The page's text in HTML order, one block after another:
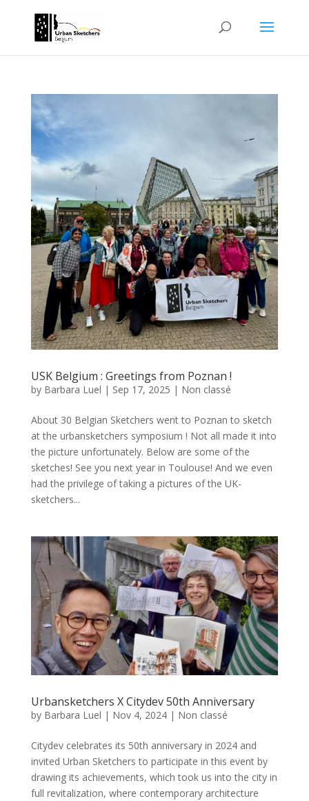
USK Belgium : Greetings from Poznan !
by Barbara Luel | Sep 17, 2025 | Non classé
About 30 Belgian Sketchers went to Poznan to sketch
at the urbansketchers symposium ! Not all made it into
the picture unfortunately. Below are some of the
sketches! See you next year in Toulouse! And we even
had the privilege of taking a pictures of the UK-
sketchers...
Urbansketchers X Citydev 50th Anniversary
by Barbara Luel | Nov 4, 2024| Non classé
Citydev celebrates its 50th anniversary in 2024 and
invited Urban Sketchers to participate in this event by
drawing its achievements, which took us into the city in
full revitalization, where contemporary architecture